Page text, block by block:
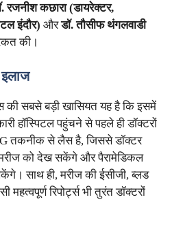
रजनीश कछारा (डायरेक्टर,
इंदौर) औरडॉ. तौसीफ थंगलवाडी
की।​
की सबसे बड़ी खासियत यह है कि इसमें
हॉस्पिटल पहुंचने से पहले ही डॉक्टरों
तकनीक से लैस है, जिससे डॉक्टर
मरीज को देख सकेंगे और पैरामेडिकल
साथ ही, मरीज की ईसीजी, ब्लड
रिपोर्ट्स भी तुरंत डॉक्टरों